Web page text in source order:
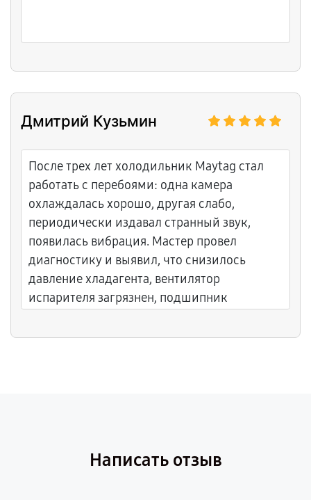
Дмитрий Кузьмин
После трех лет холодильник Maytag стал
работать с перебоями: одна камера
охлаждалась хорошо, другая слабо,
периодически издавал странный звук,
появилась вибрация. Мастер провел
диагностику и выявил, что снизилось
давление хладагента, вентилятор
испарителя загрязнен, подшипник
хладагента, очистил вентилятор,
Написать отзыв